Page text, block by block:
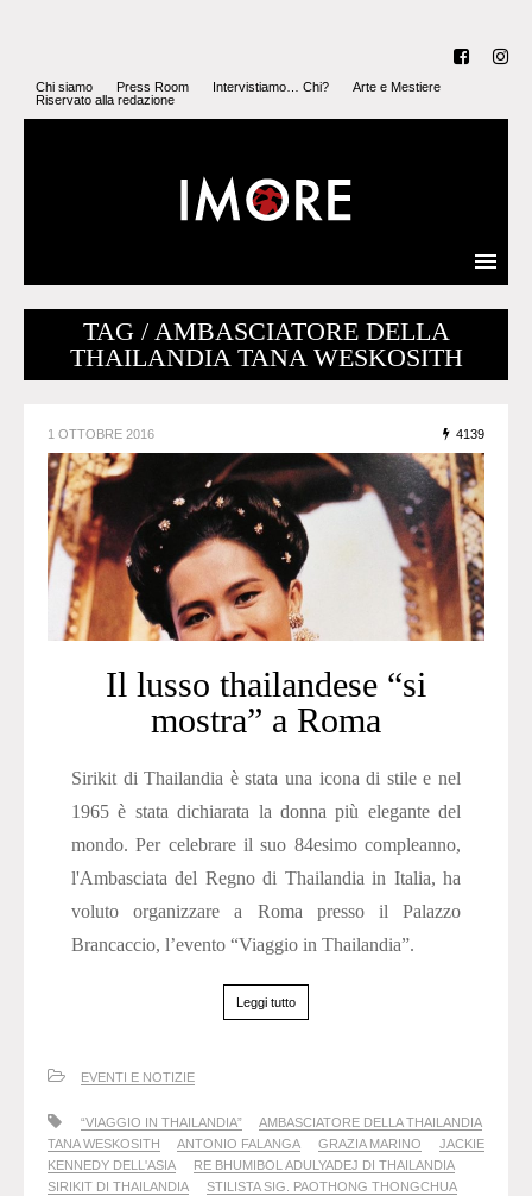
Chi siamo Press Room Intervistiamo… Chi?
Arte e Mestiere
Riservato alla redazione
TAG / AMBASCIATORE DELLA
THAILANDIA TANA WESKOSITH
1 OTTOBRE 2016 4139
Il lusso thailandese “si
mostra” a Roma
Sirikit di Thailandia è stata una icona di stile e nel
1965 è stata dichiarata la donna più elegante del
mondo. Per celebrare il suo 84esimo compleanno,
l'Ambasciata del Regno di Thailandia in Italia, ha
voluto organizzare a Roma presso il Palazzo
Brancaccio, l’evento “Viaggio in Thailandia”.
Leggi tutto
EVENTI E NOTIZIE
“VIAGGIO IN THAILANDIA”
AMBASCIATORE DELLA THAILANDIA
TANA WESKOSITH
ANTONIO FALANGA GRAZIA MARINO
JACKIE
KENNEDY DELL'ASIA
RE BHUMIBOL ADULYADEJ DI THAILANDIA
SIRIKIT DI THAILANDIA
STILISTA SIG. PAOTHONG THONGCHUA